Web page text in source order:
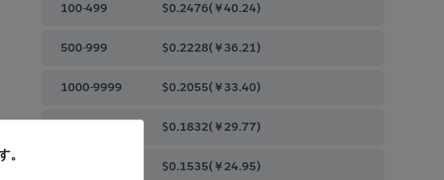
100-499 $0.2476(￥40.24)
500-999 $0.2228(￥36.21)
1000-9999 $0.2055(￥33.40)
$0.1832(￥29.77)
$0.1535(￥24.95)